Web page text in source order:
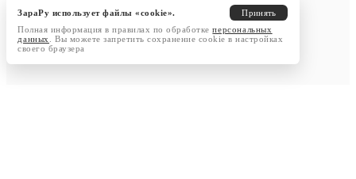
ЗараРу использует файлы «cookie».
Принять
Полная информация в правилах по обработкеперсональных
данных
. Вы можете запретить сохранение cookie в настройках
своего браузера